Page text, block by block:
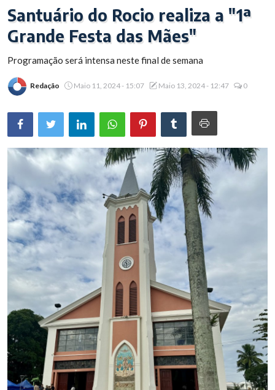
Acidente
Paraná
Policial
Brasil
Santuário do Rocio realiza a "1ª
Grande Festa das Mães"
Programação será intensa neste final de semana
Redação Maio 11, 2024 - 15:07 Maio 13, 2024 - 12:47 0